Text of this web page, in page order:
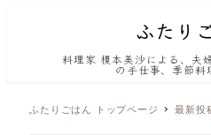
料理家 榎本美沙による、夫
の手仕事、季節料
ふたりごはん トップページ 最新投